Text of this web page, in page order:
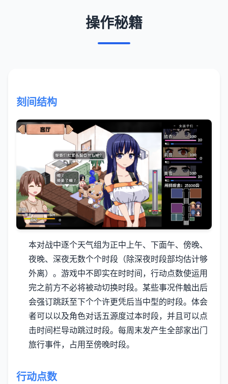
操作秘籍
刻间结构
本对战中逐个天气组为正中上午、下面午、傍晚、
夜晚、深夜无数个个时段（除深夜时段部均估计够
外离）。 游戏中不即实在时时间，行动点数使运用
完之前方不必将被动切换时段。 某些事况件触出后
会强订跳跃至下个个许更凭后当中型的时段。 体会
者可以以及角色对话五源度过本时段，并且可以点
击时间栏导动跳过时段。 每周末发产生全部家出门
旅行事件，占用至傍晚时段。
行动点数